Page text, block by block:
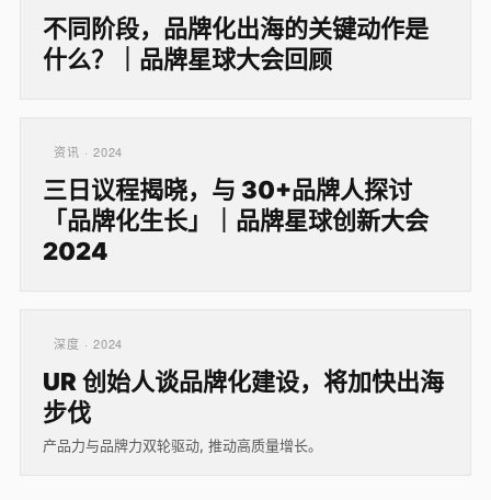
不同阶段，品牌化出海的关键动作是
什么？｜品牌星球大会回顾
资讯 · 2024
三日议程揭晓，与 30+品牌人探讨
「品牌化生长」｜品牌星球创新大会
2024
深度 · 2024
UR 创始人谈品牌化建设，将加快出海
步伐
产品力与品牌力双轮驱动, 推动高质量增长。